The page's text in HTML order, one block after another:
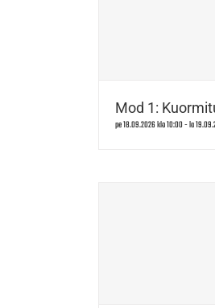
Mod 1:
pe 18.09.2026 klo 10:00-la